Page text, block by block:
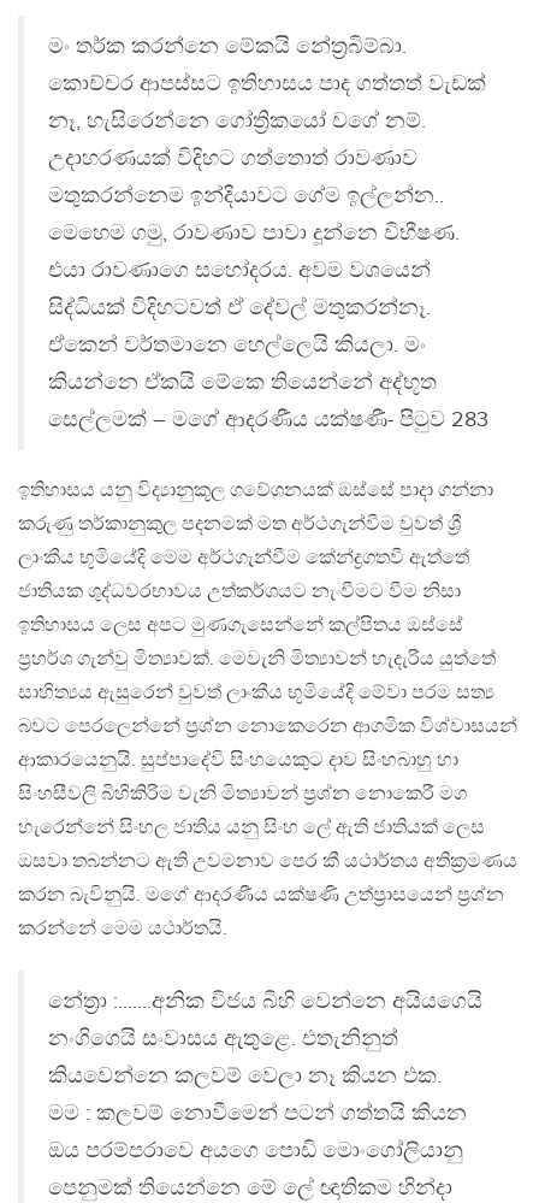
මං තර්ක කරන්නෙ මේකයි නේත්‍රබිම්බා.
කොච්චර ආපස්සට ඉතිහාසය පාද ගත්තත් වැඩක්
නෑ, හැසිරෙන්නෙ ගෝත්‍රිකයෝ වගේ නම්.
උදාහරණයක් විදිහට ගත්තොත් රාවණාව
මතුකරන්නෙම ඉන්දියාවට ගේම ඉල්ලන්න..
මෙහෙම ගමු, රාවණාව පාවා දූන්නෙ විභීෂණ.
එයා රාවණාගෙ සහෝදරය. අවම වශයෙන්
සිද්ධියක් විදිහටවත් ඒ දේවල් මතුකරන්නෑ.
ඒකෙන් වර්තමානෙ හෙල්ලෙයි කියලා. මං
කියන්නෙ ඒකයි මේකෙ තියෙන්නේ අද්භූත
සෙල්ලමක් – මගේ ආදරණීය යක්ෂණී- පිටුව 283
ඉතිහාසය යනු විද්‍යානුකූල ගවේශනයක් ඔස්සේ පාදා ගන්නා
කරුණු තර්කානුකුල පදනමක් මත අර්ථගැන්වීම වුවත් ශ්‍රී
ලාංකීය භූමියේදි මෙම අර්ථගැන්වීම කේන්ද්‍රගතවී ඇත්තේ
ජාතියක ශුද්ධවරභාවය උත්කර්ශයට නැංවීමට වීම නිසා
ඉතිහාසය ලෙස අපට මුණගැසෙන්නේ කල්පිතය ඔස්සේ
ප්‍රහර්ශ ගැන්වු මිත්‍යාවක්. මෙවැනි මිත්‍යාවන් හැදැරිය යුත්තේ
සාහිත්‍යය ඇසුරෙන් වුවත් ලාංකීය භූමියේදි මේවා පරම සත්‍ය
බවට පෙරලෙන්නේ ප්‍රශ්න නොකෙරෙන ආගමික විශ්වාසයන්
ආකාරයෙනුයි. සුප්පාදේවි සිංහයෙකුට දාව සිංහබාහු හා
සිංහසීවලි බිහිකිරිම වැනි මිත්‍යාවන් ප්‍රශ්න නොකෙරී මග
හැරෙන්නේ සිංහල ජාතිය යනු සිංහ ලේ ඇති ජාතියක් ලෙස
ඔසවා තබන්නට ඇති උවමනාව පෙර කී යථාර්තය අතික්‍රමණය
කරන බැවිනුයි. මගේ ආදරණීය යක්ෂණි උත්ප්‍රාසයෙන් ප්‍රශ්න
කරන්නේ මෙම යථාර්තයි.
නේත්‍රා :…….අනික විජය බිහි වෙන්නෙ අයියගෙයි
නංගිගෙයි සංවාසය ඇතුළෙ. එතැනිනුත්
කියවෙන්නෙ කලවම් වෙලා නෑ කියන එක.
මම : කලවම් නොවීමෙන් පටන් ගත්තයි කියන
ඔය පරම්පරාවෙ අයගෙ පොඩි මොංගෝලියානු
පෙනුමක් තියෙන්නෙ මේ ලේ ඥාතිකම හින්දා